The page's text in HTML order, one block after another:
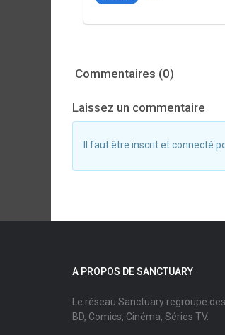
Commentaires (0)
Laissez un commentaire
Il faut être inscrit et connecté
A PROPOS DE SANCTUARY
Le réseau Sanctuary regroupe
BD, Comics, Cinéma, Séries TV.